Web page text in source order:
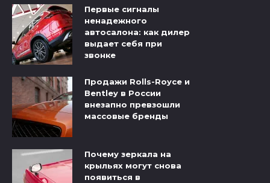
Первые сигналы
ненадежного
автосалона: как дилер
выдает себя при
звонке
Продажи Rolls-Royce и
Bentley в России
внезапно превзошли
массовые бренды
Почему зеркала на
крыльях могут снова
появиться в